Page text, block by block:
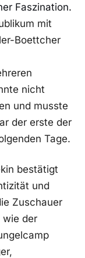
Faszination.
mit
Boettcher
nicht
und musste
der erste der
Tage.
bestätigt
und
Zuschauer
wie der